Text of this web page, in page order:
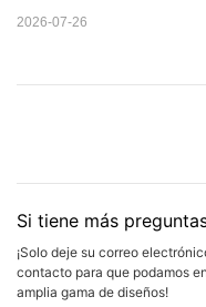
2026-07-26
Si tiene más
¡Solo deje su correo
contacto para que podamos
amplia gama de diseños!